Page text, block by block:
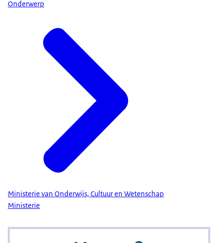
Onderwerp
Ministerie van Onderwijs, Cultuur en Wetenschap
Ministerie